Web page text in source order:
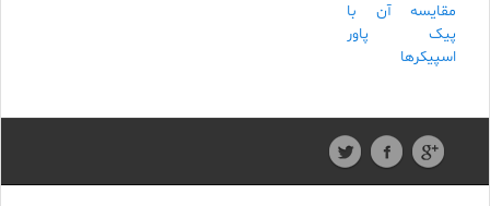
مقایسه آن با
پیک پاور
اسپیکرها